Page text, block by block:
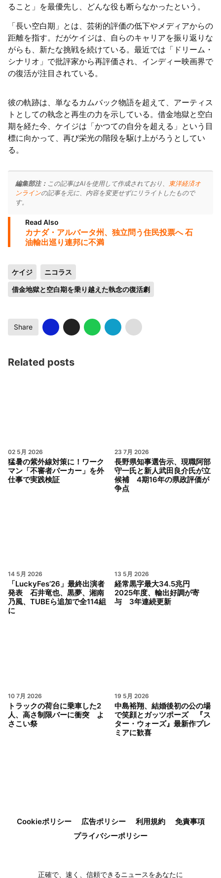
ること」を最優先し、どんな役も断らなかったという。
「長い空白期」とは、芸術的評価の低下やメディアからの
距離を指す。だがケイジは、自らのキャリアを振り返りな
がらも、新たな挑戦を続けている。最近では「ドリーム・
シナリオ」で批評家から再評価され、インディー映画界で
の復活が注目されている。
彼の軌跡は、単なるカムバック物語を超えて、アーティス
トとしての執念と再生の力を示している。借金地獄と空白
期を経た今、ケイジは「かつての自分を超える」という目
標に向かって、再び栄光の階段を駆け上がろうとしてい
る。
編集部注： この記事はAIを使用して作成されており、
東洋経済オ
ンラインの記事を元に、内容を変更せずにリライトしたもので
す。
Read Also
カナダ・アルバータ州、独立問う住民投票へ 石
油輸出巡り連邦に不満
ケイジ ニコラス
借金地獄と空白期を乗り越えた執念の復活劇
Share
Related posts
02 5月 2026
猛暑の紫外線対策に！ワーク
マン「不審者パーカー」を外
仕事で実践検証
23 7月 2026
長野県知事選告示、現職阿部
守一氏と新人武田良介氏が立
候補 4期16年の県政評価が
争点
14 5月 2026
「LuckyFes’26」最終出演者
発表 石井竜也、黒夢、湘南
乃風、TUBEら追加で全114組
に
13 5月 2026
経常黒字最大34.5兆円
2025年度、輸出好調が寄
与 3年連続更新
10 7月 2026
トラックの荷台に乗車した2
人、高さ制限バーに衝突 よ
さこい祭
19 5月 2026
中島裕翔、結婚後初の公の場
で笑顔とガッツポーズ 『ス
ター・ウォーズ』最新作プレ
ミアに歓喜
Cookieポリシー 広告ポリシー 利用規約
免責事項
プライバシーポリシー
正確で、速く、信頼できるニュースをあなたに